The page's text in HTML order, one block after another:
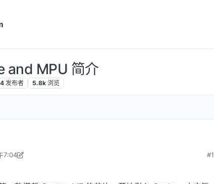
and MPU 简介
4 发布者 5.8k 浏览
7:04
11月27日 上午9:50
#1